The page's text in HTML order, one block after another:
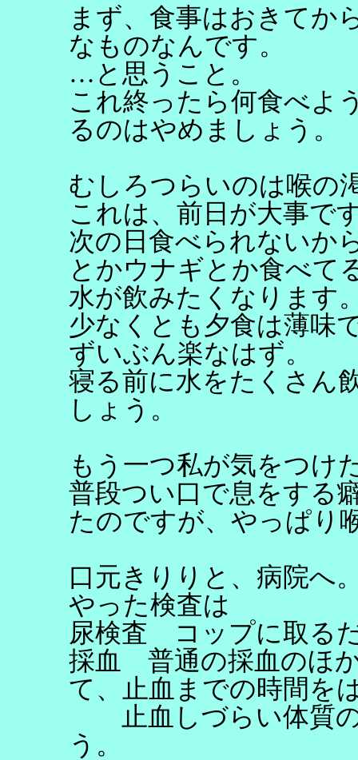
まず、食事はおきてか
なものなんです。
…と思うこと。
これ終ったら何食べよ
るのはやめましょう。
むしろつらいのは喉の
これは、前日が大事で
次の日食べられないか
とかウナギとか食べて
水が飲みたくなります
少なくとも夕食は薄味
ずいぶん楽なはず。
寝る前に水をたくさん
しょう。
もう一つ私が気をつけ
普段つい口で息をする
たのですが、やっぱり
口元きりりと、病院へ
やった検査は
尿検査 コップに取る
採血 普通の採血のほ
て、止血までの時間を
止血しづらい体質の
う。